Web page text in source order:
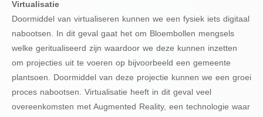
Virtualisatie
Doormiddel van virtualiseren kunnen we een fysiek iets digitaal
nabootsen. In dit geval gaat het om Bloembollen mengsels
welke geritualiseerd zijn waardoor we deze kunnen inzetten
om projecties uit te voeren op bijvoorbeeld een gemeente
plantsoen. Doormiddel van deze projectie kunnen we een groei
proces nabootsen. Virtualisatie heeft in dit geval veel
overeenkomsten met Augmented Reality, een technologie waar